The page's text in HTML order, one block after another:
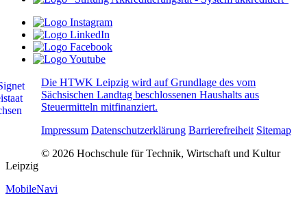
Die HTWK Leipzig wird auf Grundlage des vom
Sächsischen Landtag beschlossenen Haushalts aus
Steuermitteln mitfinanziert.
Impressum Datenschutzerklärung Barrierefreiheit Sitemap
© 2026 Hochschule für Technik, Wirtschaft und Kultur
Leipzig
MobileNavi